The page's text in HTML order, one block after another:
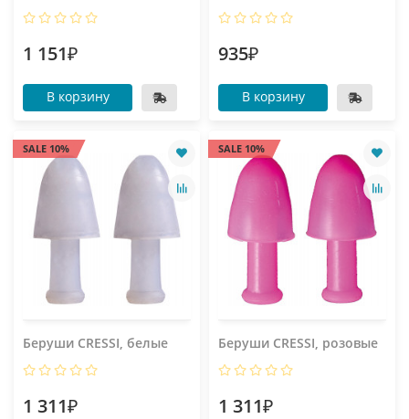
1 151₽
В корзину
935₽
В корзину
SALE 10%
Беруши CRESSI, белые
1 311₽
SALE 10%
Беруши CRESSI, розовые
1 311₽